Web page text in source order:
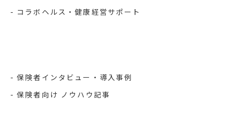
コラボヘルス・健康経営サポート
保険者インタビュー・導入事例
保険者向け ノウハウ記事